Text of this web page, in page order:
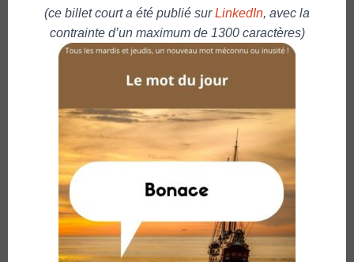
(ce billet court a été publié surLinkedIn, avec la
contrainte d’un maximum de 1300 caractères)